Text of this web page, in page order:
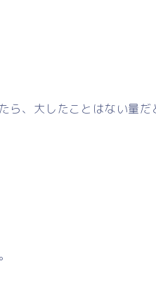
ら、大したことはない量だ